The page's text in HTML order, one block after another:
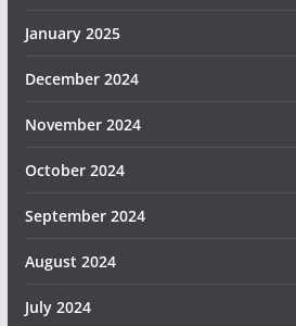
January 2025
December 2024
November 2024
October 2024
September 2024
August 2024
July 2024